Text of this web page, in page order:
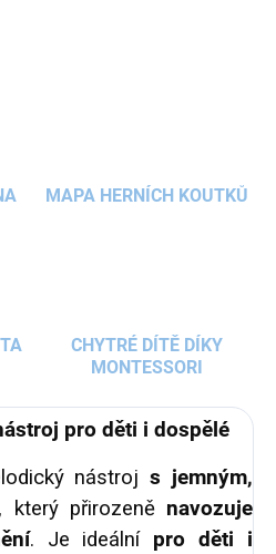
MAPA HERNÍCH KOUTKŮ
CHYTRÉ DÍTĚ DÍKY
MONTESSORI
pro děti i dospělé
nástrojs jemným,
který přirozeně navozuje
. Je ideální pro děti i